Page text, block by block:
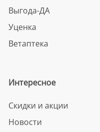
Выгода-ДА
Уценка
Ветаптека
Интересное
Скидки и акции
Новости